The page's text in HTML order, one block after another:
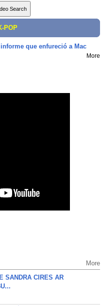
POP
que enfureció a Mac
More
More
SANDRA CIRES AR